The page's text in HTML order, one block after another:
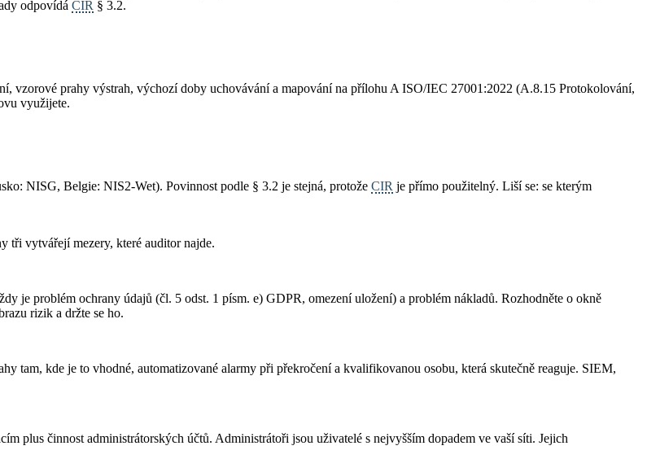
odpovídá CIR § 3.2.
vzorové prahy výstrah, výchozí doby uchovávání a mapování na přílohu A ISO/IEC 27001:2022 (A.8.15 Protokolování,
využijete.
NISG, Belgie: NIS2-Wet). Povinnost podle § 3.2 je stejná, protože CIR je přímo použitelný. Liší se: se kterým
tři vytvářejí mezery, které auditor najde.
je problém ochrany údajů (čl. 5 odst. 1 písm. e) GDPR, omezení uložení) a problém nákladů. Rozhodněte o okně
rizik a držte se ho.
tam, kde je to vhodné, automatizované alarmy při překročení a kvalifikovanou osobu, která skutečně reaguje. SIEM,
plus činnost administrátorských účtů. Administrátoři jsou uživatelé s nejvyšším dopadem ve vaší síti. Jejich